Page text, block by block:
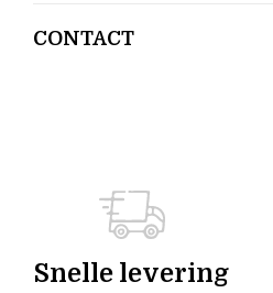
CONTACT
Snelle levering